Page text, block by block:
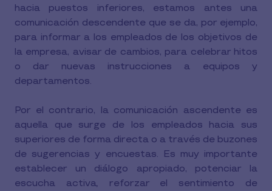
hacia puestos inferiores, estamos antes una
comunicación descendente que se da, por ejemplo,
para informar a los empleados de los objetivos de
la empresa, avisar de cambios, para celebrar hitos
o dar nuevas instrucciones a equipos y
departamentos.
Por el contrario, la comunicación ascendente es
aquella que surge de los empleados hacia sus
superiores de forma directa o a través de buzones
de sugerencias y encuestas. Es muy importante
establecer un diálogo apropiado, potenciar la
escucha activa, reforzar el sentimiento de